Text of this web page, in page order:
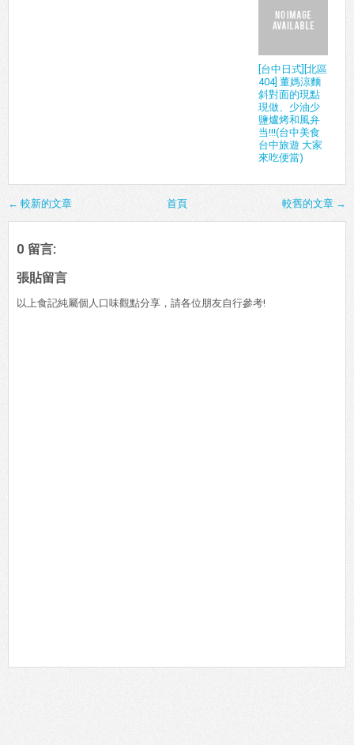
[台中日式][北區
404] 董媽涼麵
斜對面的現點
現做、少油少
鹽爐烤和風弁
当!!!(台中美食
台中旅遊 大家
來吃便當)
← 較新的文章 較舊的文章 →
首頁
0 留言:
張貼留言
以上食記純屬個人口味觀點分享，請各位朋友自行參考!